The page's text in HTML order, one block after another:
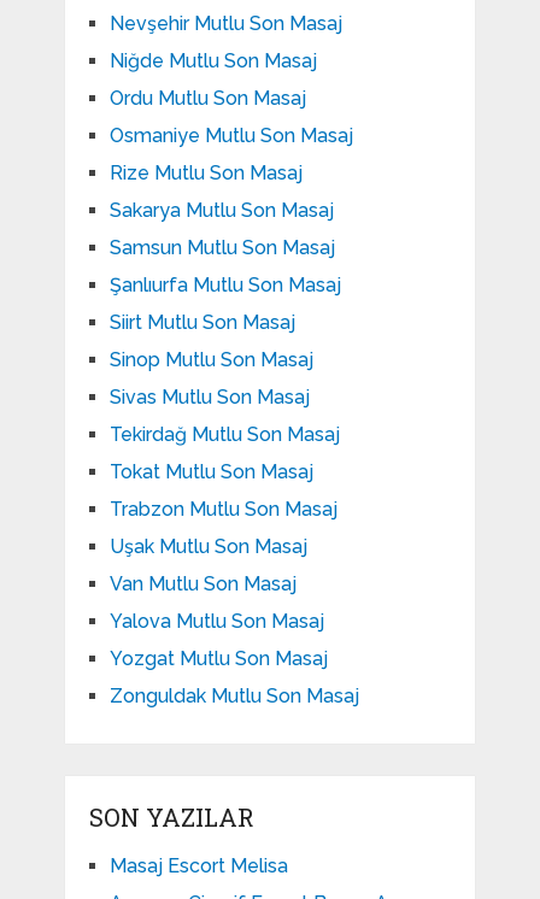
Nevşehir Mutlu Son Masaj
Niğde Mutlu Son Masaj
Ordu Mutlu Son Masaj
Osmaniye Mutlu Son Masaj
Rize Mutlu Son Masaj
Sakarya Mutlu Son Masaj
Samsun Mutlu Son Masaj
Şanlıurfa Mutlu Son Masaj
Siirt Mutlu Son Masaj
Sinop Mutlu Son Masaj
Sivas Mutlu Son Masaj
Tekirdağ Mutlu Son Masaj
Tokat Mutlu Son Masaj
Trabzon Mutlu Son Masaj
Uşak Mutlu Son Masaj
Van Mutlu Son Masaj
Yalova Mutlu Son Masaj
Yozgat Mutlu Son Masaj
Zonguldak Mutlu Son Masaj
SON YAZILAR
Masaj Escort Melisa